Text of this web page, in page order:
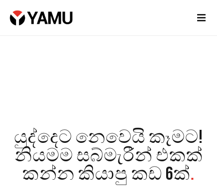
යුද්දෙට නෙවෙයි කෑමට!
නියමම සබ්මැරීන් එකක්
කන්න කියාපු කඩ 6ක්.